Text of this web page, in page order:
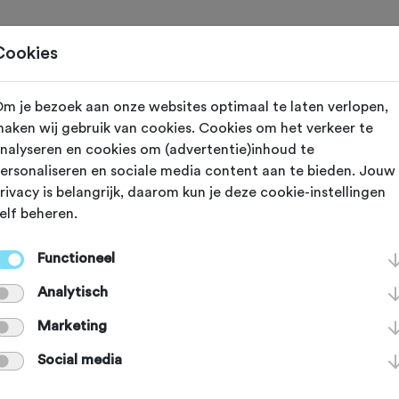
sur-Doux
Rouvey
werd onder andere
de Tour in 2017. Het klimmetje
2,8 km lang met een gemiddelde
ligt op 1.250. Het peloton reed
je bezoek aan onze websites optimaal te laten verlopen,
wij gebruik van cookies. Cookies om het verkeer te
en cookies om (advertentie)inhoud te
en sociale media content aan te bieden. Jouw
is belangrijk, daarom kun je deze cookie-instellingen
beheren.
Functioneel
Analytisch
Marketing
Social media